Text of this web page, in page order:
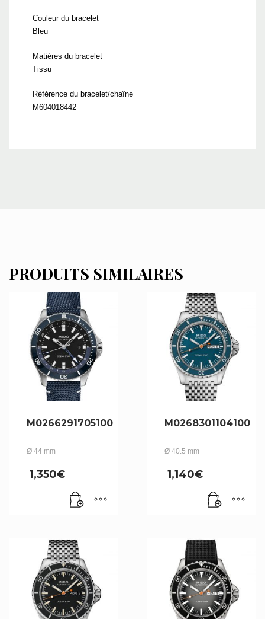
Couleur du bracelet
Bleu
Matières du bracelet
Tissu
Référence du bracelet/chaîne
M604018442
PRODUITS SIMILAIRES
M0266291705100
Ø 44 mm
1,350€
M0268301104100
Ø 40.5 mm
1,140€